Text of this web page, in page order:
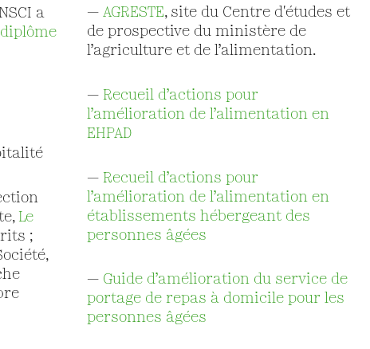
a
diplôme
Le
;
—AGRESTE, site du Centre d'études et
de prospective du ministère de
l’agriculture et de l’alimentation.
—Recueil d’actions pour
l’amélioration de l’alimentation en
EHPAD
— Recueil d’actions pour
l’amélioration de l’alimentation en
établissements hébergeant des
personnes âgées
— Guide d’amélioration du service de
portage de repas à domicile pour les
personnes âgées